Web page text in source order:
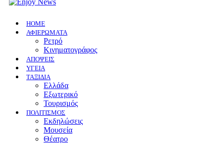
HOME
ΑΦΙΕΡΩΜΑΤΑ
Ρετρό
Κινηματογράφος
ΑΠΟΨΕΙΣ
ΥΓΕΙΑ
ΤΑΞΙΔΙΑ
Ελλάδα
Εξωτερικό
Τουρισμός
ΠΟΛΙΤΙΣΜΟΣ
Eκδηλώσεις
Mουσεία
Θέατρο